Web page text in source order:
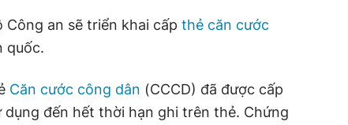
an sẽ triển khai cấp thẻ căn cước
quốc.
Căn cước công dân (CCCD) đã được cấp
đến hết thời hạn ghi trên thẻ. Chứng